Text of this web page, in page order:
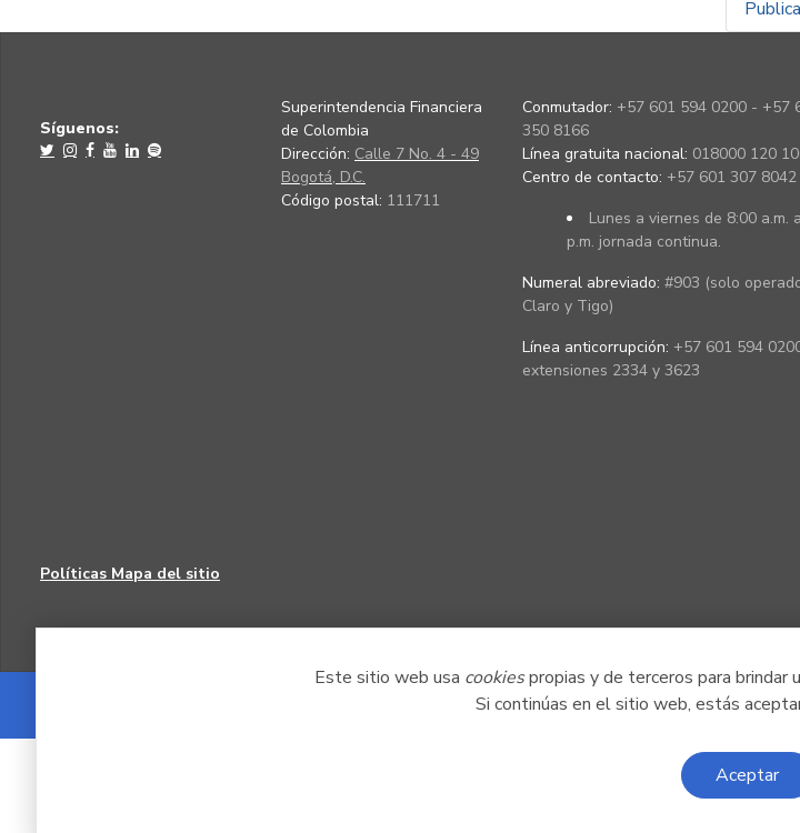
Este sitio web usa cookiespropias y de terceros para brindar
Si continúas en el sitio web, estás
Aceptar
Síguenos:
Superintendencia Financiera
de Colombia
Dirección: Calle 7 No. 4 - 49
Bogotá, D.C.
Código postal: 111711
Conmutador: +57 601 594 0200 - +57
350 8166
Línea gratuita nacional: 018000 120
Centro de contacto: +57 601 307 8042
Lunes a viernes de 8:00 a.m.
p.m. jornada continua.
Numeral abreviado: #903 (solo
Claro y Tigo)
Línea anticorrupción: +57 601 594
extensiones 2334 y 3623
Políticas Mapa del sitio